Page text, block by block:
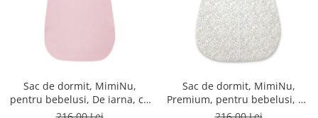
Sac de dormit, MimiNu,
pentru bebelusi, De iarna, cu
volanase, din bumbac, cu
Sac de dormit, MimiNu,
Premium, pentru bebelusi, De
iarna, din bumbac, cu dantela